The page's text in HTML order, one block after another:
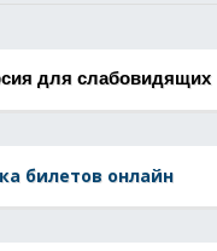
для слабовидящих
билетов онлайн